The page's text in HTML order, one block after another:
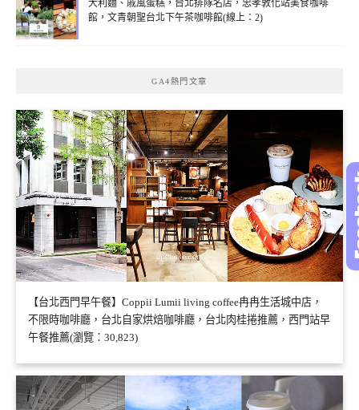
大利麵、戚風蛋糕，台北排隊名店，忠孝敦化站美食咖啡
館，文青朝聖台北下午茶咖啡館(線上：2)
GA4熱門文章
【台北西門早午餐】Coppii Lumii living coffee冉冉生活城中店，
不限時咖啡廳，台北自家烘焙咖啡廳，台北肉桂捲推薦，西門站早
午餐推薦(瀏覽：30,823)